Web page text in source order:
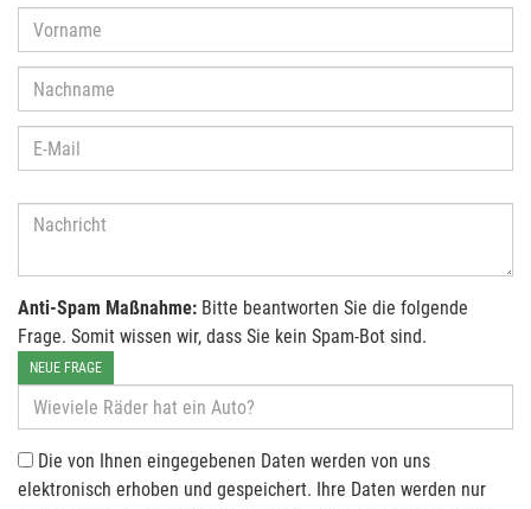
Anti-Spam Maßnahme: Bitte beantworten Sie die folgende
Frage. Somit wissen wir, dass Sie kein Spam-Bot sind.
NEUE FRAGE
Die von Ihnen eingegebenen Daten werden von uns
elektronisch erhoben und gespeichert. Ihre Daten werden nur